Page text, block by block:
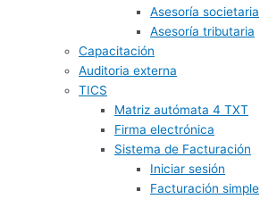
Asesoría societaria
Asesoría tributaria
Capacitación
Auditoria externa
TICS
Matriz autómata 4 TXT
Firma electrónica
Sistema de Facturación
Iniciar sesión
Facturación simple